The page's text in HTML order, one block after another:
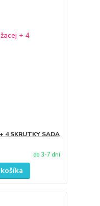
4 SKRUTKY SADA
do 3-7 dní